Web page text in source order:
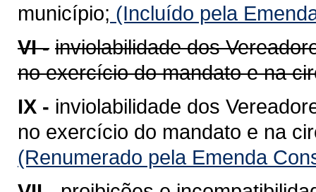
município; (Incluído pela
VI - inviolabilidade dos
no exercício do mandato e na
IX - inviolabilidade dos
no exercício do mandato e na
(Renumerado pela Emenda